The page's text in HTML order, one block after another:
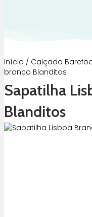
Início / Calçado
branco Blanditos
Sapatilha
Blanditos